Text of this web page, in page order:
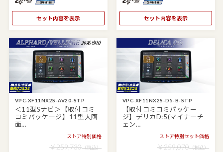
セット内容を表示 セット内容を表示
VPC-XF11NX2S-AV20-STP
＜11型Sナビ＞【取付コミ
コミパッケージ】11型大画
面…
ストア特別価格
￥259,730（税込）
VPC-XF11NX2S-D5-B-STP
【取付コミコミパッケー
ジ】デリカD:5(マイナーチ
ェン…
ストア特別セット価格
￥259,070（税込）